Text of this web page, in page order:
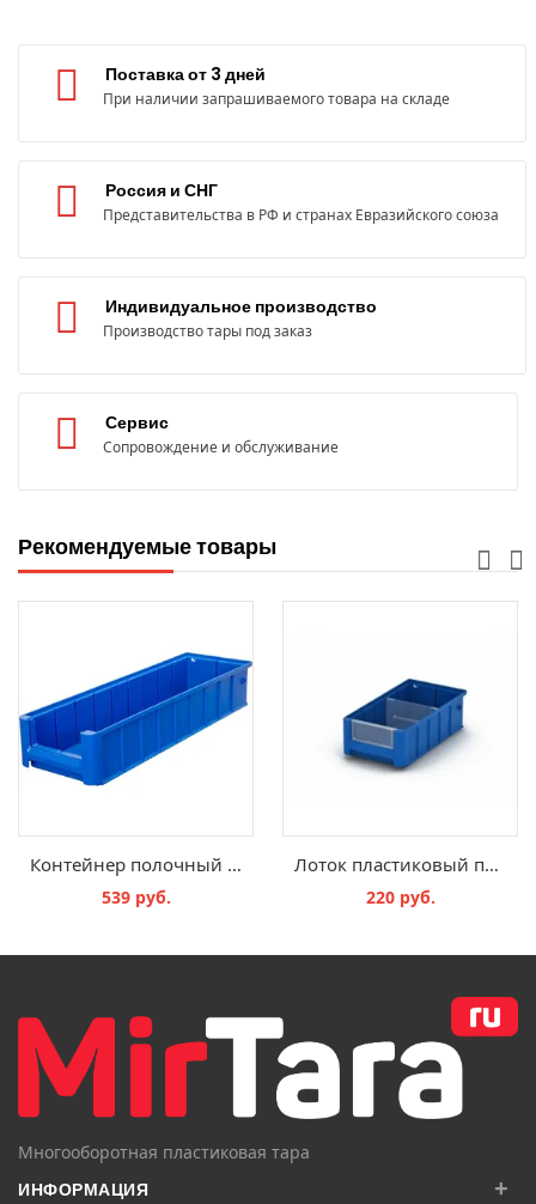
Поставка от 3 дней
При наличии запрашиваемого товара на складе
Россия и СНГ
Представительства в РФ и странах Евразийского союза
Индивидуальное производство
Производство тары под заказ
Сервис
Сопровождение и обслуживание
Рекомендуемые товары
Контейнер полочный 500x234x90 синий
539 руб.
Лоток пластиковый полочный 3209
220 руб.
Многооборотная пластиковая тара
ИНФОРМАЦИЯ +